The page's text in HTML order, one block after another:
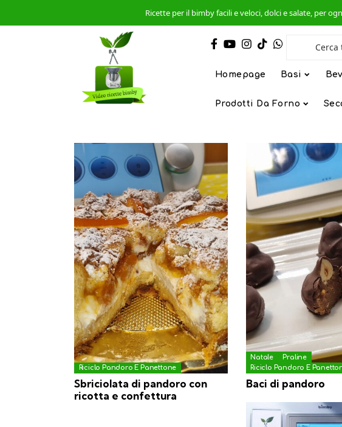
Ricette per il bimby facili e veloci, dolci e salate, per
Homepage Basi
Prodotti Da Forno
Riciclo Pandoro E Panettone
Sbriciolata di pandoro con
ricotta e confettura
Natale
Praline
Riciclo Pandoro E
Baci di pandoro